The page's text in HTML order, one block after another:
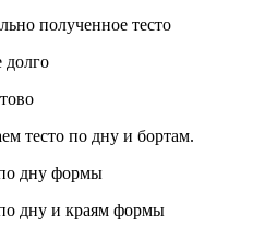
тесто по дну и бортам.